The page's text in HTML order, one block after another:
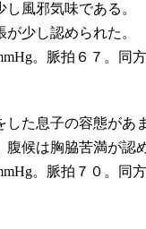
風邪気味である。
少し認められた。
。脈拍６７。同方
た息子の容態があ
候は胸脇苦満が認
。脈拍７０。同方